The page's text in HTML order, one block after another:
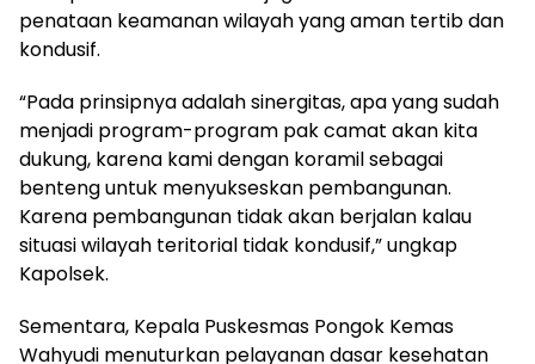
penataan keamanan wilayah yang aman tertib dan
kondusif.
“Pada prinsipnya adalah sinergitas, apa yang sudah
menjadi program-program pak camat akan kita
dukung, karena kami dengan koramil sebagai
benteng untuk menyukseskan pembangunan.
Karena pembangunan tidak akan berjalan kalau
situasi wilayah teritorial tidak kondusif,” ungkap
Kapolsek.
Sementara, Kepala Puskesmas Pongok Kemas
Wahyudi menuturkan pelayanan dasar kesehatan